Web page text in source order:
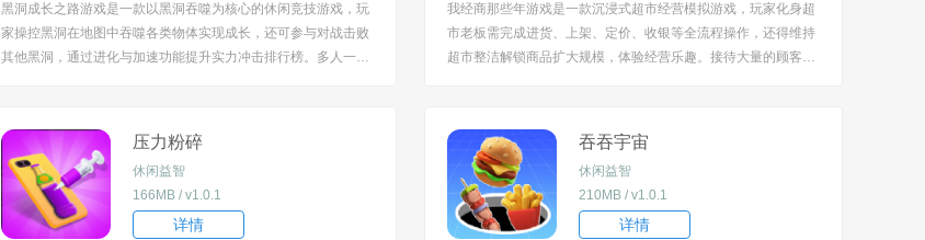
黑洞成长之路游戏是一款以黑洞吞噬为核心的休闲竞技游戏，玩
家操控黑洞在地图中吞噬各类物体实现成长，还可参与对战击败
其他黑洞，通过进化与加速功能提升实力冲击排行榜。多人一起
洞...
我经商那些年游戏是一款沉浸式超市经营模拟游戏，玩家化身超
市老板需完成进货、上架、定价、收银等全流程操作，还得维持
超市整洁解锁商品扩大规模，体验经营乐趣。接待大量的顾客制
源进货，到将商品分...
压力粉碎
休闲益智
166MB / v1.0.1
详情
吞吞宇宙
休闲益智
210MB / v1.0.1
详情